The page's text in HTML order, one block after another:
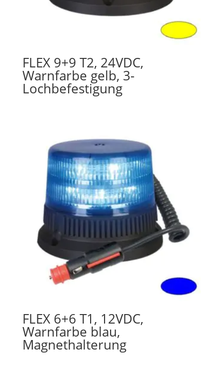
FLEX 9+9 T2, 24VDC,
Warnfarbe gelb, 3-
Lochbefestigung
FLEX 6+6 T1, 12VDC,
Warnfarbe blau,
Magnethalterung